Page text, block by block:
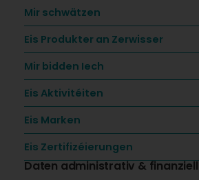
Mir schwätzen
Eis Produkter an Zerwisser
Mir bidden Iech
Eis Aktivitéiten
Eis Marken
Eis Zertifizéierungen
Daten administrativ & finanziell